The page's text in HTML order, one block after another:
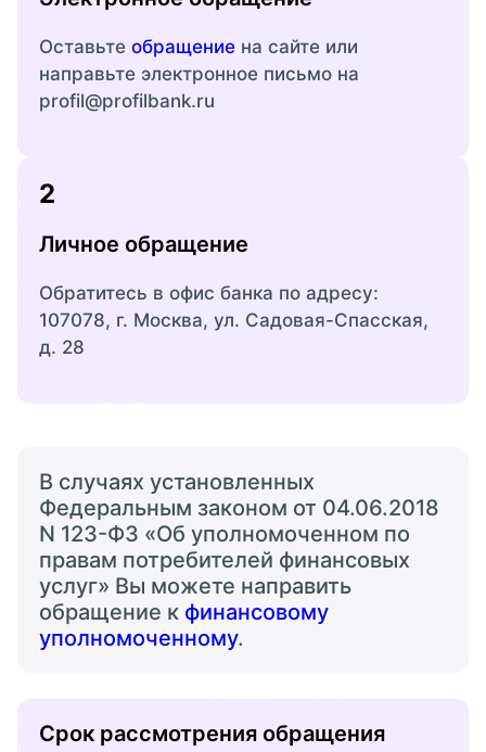
Дата размещения на сайте Банка 13.02.2024
Дата размещения на сайте Банка 09.03.2023
Дата размещения на сайте Банка 09.03.2022
Оставьте обращение на сайте или
направьте электронное письмо на
profil@profilbank.ru
2
Личное обращение
Обратитесь в офис банка по адресу:
107078, г. Москва, ул. Садовая-Спасская,
д. 28
В случаях установленных
Федеральным законом от 04.06.2018
N 123-ФЗ «Об уполномоченном по
правам потребителей финансовых
услуг» Вы можете направить
обращение к финансовому
уполномоченному.
Срок рассмотрения обращения